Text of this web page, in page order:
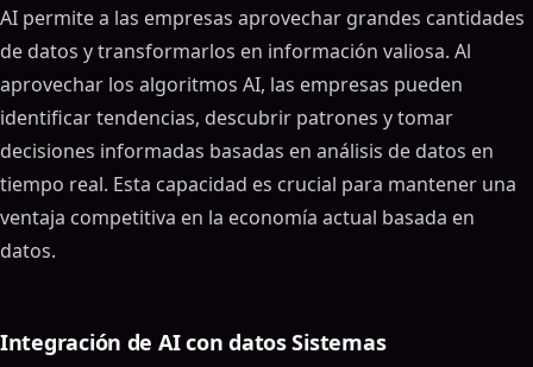
AI permite a las empresas aprovechar grandes cantidades
de datos y transformarlos en información valiosa. Al
aprovechar los algoritmos AI, las empresas pueden
identificar tendencias, descubrir patrones y tomar
decisiones informadas basadas en análisis de datos en
tiempo real. Esta capacidad es crucial para mantener una
ventaja competitiva en la economía actual basada en
datos.
Integración de AI con datos Sistemas